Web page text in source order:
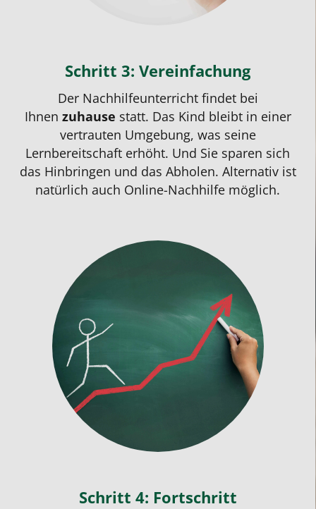
Schritt 3: Vereinfachung
Der Nachhilfeunterrichtfindet bei
Ihnen zuhause statt. Das Kind bleibt in einer
vertrauten Umgebung, was seine
Lernbereitschaft erhöht. Und Sie sparen sich
das Hinbringen und das Abholen. Alternativ ist
natürlich auch Online-Nachhilfe möglich.
Schritt 4: Fortschritt